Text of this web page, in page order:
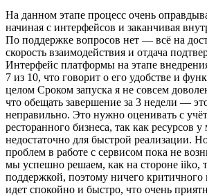
На данном этапе процесс очень
начиная с интерфейсов и заканчивая
По поддержке вопросов нет — всё на
скорость взаимодействия и отдача
Интерфейс платформы на этапе
7 из 10, что говорит о его удобстве и
целом Сроком запуска я не совсем
что обещать завершение за 3 недели —
неправильно. Это нужно оценивать с
ресторанного бизнеса, так как ресурсов
недостаточно для быстрой реализации.
проблем в работе с сервисом пока не
мы успешно решаем, как на стороне iiko,
поддержкой, поэтому ничего критичного
идет спокойно и быстро, что очень